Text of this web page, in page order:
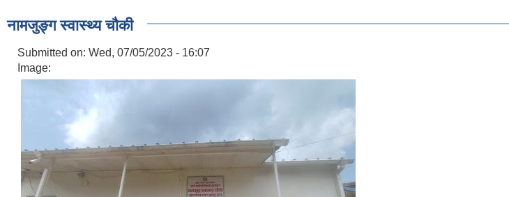
नामजुङ्ग स्वास्थ्य चौकी
Submitted on: Wed, 07/05/2023 - 16:07
Image: